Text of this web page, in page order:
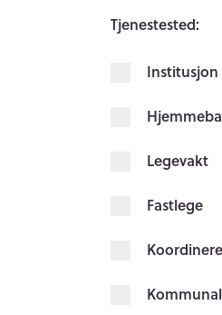
Tjenestested:
Institusjon
Legevakt
Fastlege